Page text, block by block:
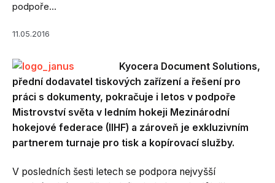
podpoře...
11.05.2016
Kyocera Document Solutions,
přední dodavatel tiskových zařízení a řešení pro
práci s dokumenty, pokračuje i letos v podpoře
Mistrovství světa v ledním hokeji Mezinárodní
hokejové federace (IIHF) a zároveň je exkluzivním
partnerem turnaje pro tisk a kopírovací služby.
V posledních šesti letech se podpora nejvyšší